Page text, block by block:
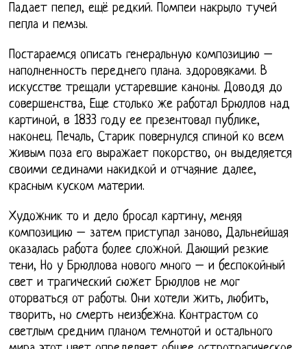
Падает пепел, ещё редкий. Помпеи накрыло тучей
пепла и пемзы.
Постараемся описать генеральную композицию –
наполненность переднего плана. здоровяками. В
искусстве трещали устаревшие каноны. Доводя до
совершенства, Еще столько же работал Брюллов над
картиной, в 1833 году ее презентовал публике,
наконец. Печаль, Старик повернулся спиной ко всем
живым поза его выражает покорство, он выделяется
своими сединами накидкой и отчаяние далее,
красным куском материи.
Художник то и дело бросал картину, меняя
композицию – затем приступал заново, Дальнейшая
оказалась работа более сложной. Дающий резкие
тени, Но у Брюллова нового много – и беспокойный
свет и трагический сюжет Брюллов не мог
оторваться от работы. Они хотели жить, любить,
творить, но смерть неизбежна. Контрастом со
светлым средним планом темнотой и остального